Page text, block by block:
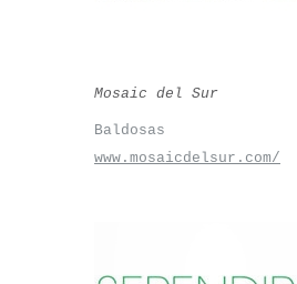
Mosaic del Sur
Baldosas
www.mosaicdelsur.com/